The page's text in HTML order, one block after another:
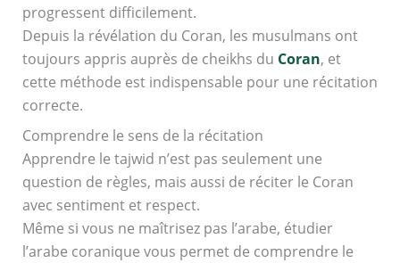
progressent difficilement.
Depuis la révélation du Coran, les musulmans ont
toujours appris auprès de cheikhs du Coran, et
cette méthode est indispensable pour une récitation
correcte.
Comprendre le sens de la récitation
Apprendre le tajwid n’est pas seulement une
question de règles, mais aussi de réciter le Coran
avec sentiment et respect.
Même si vous ne maîtrisez pas l’arabe, étudier
l’arabe coranique vous permet de comprendre le